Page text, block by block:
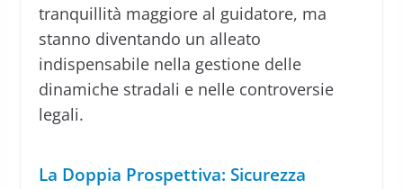
tranquillità maggiore al guidatore, ma
stanno diventando un alleato
indispensabile nella gestione delle
dinamiche stradali e nelle controversie
legali.
La Doppia Prospettiva: Sicurezza